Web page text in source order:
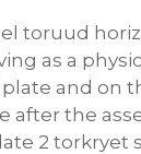
toruud
as a
and on
after the
2 torkryet